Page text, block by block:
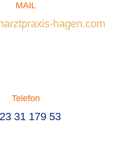
MAIL
hagen.com
Telefon
31 179 53